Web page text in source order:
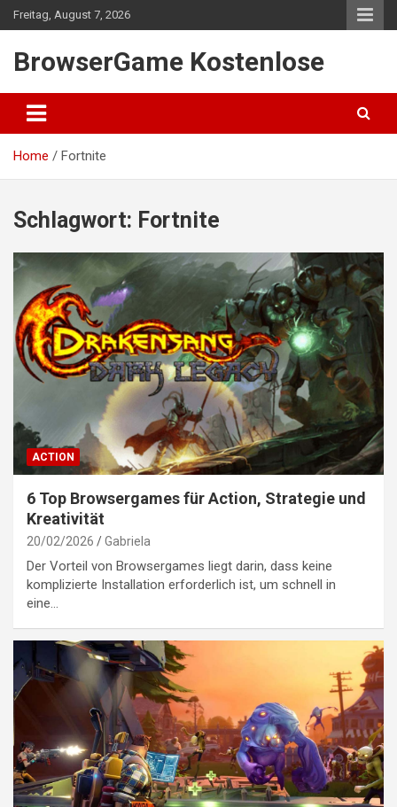
Skip
to
Freitag, August 7, 2026
BrowserGame Kostenlose
Home Fortnite
Schlagwort: Fortnite
ACTION
6 Top Browsergames für Action, Strategie und
Kreativität
20/02/2026 Gabriela
Der Vorteil von Browsergames liegt darin, dass keine
komplizierte Installation erforderlich ist, um schnell in
eine…